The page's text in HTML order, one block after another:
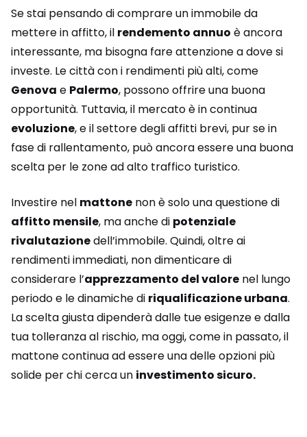
Se stai pensando di comprare un immobile da
mettere in affitto, il rendemento annuo è ancora
interessante, ma bisogna fare attenzione a dove si
investe. Le città con i rendimenti più alti, come
Genova e Palermo, possono offrire una buona
opportunità. Tuttavia, il mercato è in continua
evoluzione, e il settore degli affitti brevi, pur se in
fase di rallentamento, può ancora essere una buona
scelta per le zone ad alto traffico turistico.
Investire nel mattone non è solo una questione di
affitto mensile, ma anche di potenziale
rivalutazionedell’immobile. Quindi, oltre ai
rendimenti immediati, non dimenticare di
considerare l’apprezzamento del valore nel lungo
periodo e le dinamiche di riqualificazione urbana.
La scelta giusta dipenderà dalle tue esigenze e dalla
tua tolleranza al rischio, ma oggi, come in passato, il
mattone continua ad essere una delle opzioni più
solide per chi cerca un investimento sicuro.